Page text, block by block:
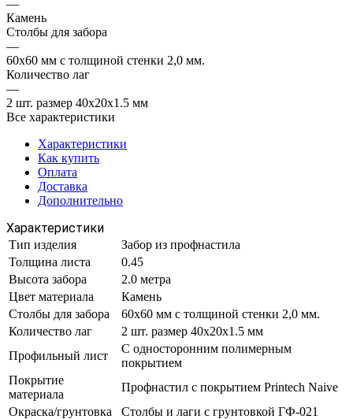
—
Камень
Столбы для забора
—
60х60 мм с толщиной стенки 2,0 мм.
Количество лаг
—
2 шт. размер 40х20х1.5 мм
Все характеристики
Характеристики
Как купить
Оплата
Доставка
Дополнительно
Характеристики
Тип изделия
Забор из профнастила
Толщина листа
0.45
Высота забора
2.0 метра
Цвет материала
Камень
Столбы для забора
60х60 мм с толщиной стенки 2,0 мм.
Количество лаг
2 шт. размер 40х20х1.5 мм
Профильный лист
С односторонним полимерным
покрытием
Покрытие
материала
Профнастил с покрытием Printech Naive
Окраска/грунтовка
Столбы и лаги с грунтовкой ГФ-021